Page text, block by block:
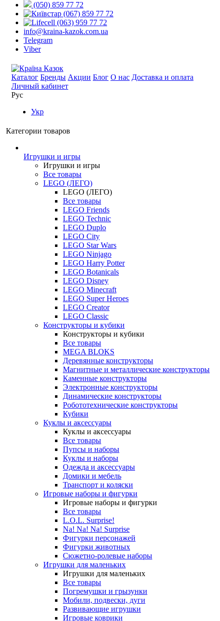
(050) 859 77 72
(067) 859 77 72
(063) 959 77 72
info@kraina-kazok.com.ua
Telegram
Viber
Каталог Бренды Акции Блог О нас Доставка и оплата
Личный кабинет
Рус
Укр
Категории товаров
Игрушки и игры
Игрушки и игры
Все товары
LEGO (ЛЕГО)
LEGO (ЛЕГО)
Все товары
LEGO Friends
LEGO Technic
LEGO Duplo
LEGO City
LEGO Star Wars
LEGO Ninjago
LEGO Harry Potter
LEGO Botanicals
LEGO Disney
LEGO Minecraft
LEGO Super Heroes
LEGO Creator
LEGO Classic
Конструкторы и кубики
Конструкторы и кубики
Все товары
MEGA BLOKS
Деревянные конструкторы
Магнитные и металлические конструкторы
Каменные конструкторы
Электронные конструкторы
Динамические конструкторы
Робототехнические конструкторы
Кубики
Куклы и аксессуары
Куклы и аксессуары
Все товары
Пупсы и наборы
Куклы и наборы
Одежда и аксессуары
Домики и мебель
Транспорт и коляски
Игровые наборы и фигурки
Игровые наборы и фигурки
Все товары
L.O.L. Surprise!
Na! Na! Na! Surprise
Фигурки персонажей
Фигурки животных
Сюжетно-ролевые наборы
Игрушки для маленьких
Игрушки для маленьких
Все товары
Погремушки и грызунки
Мобили, подвески, дуги
Развивающие игрушки
Игровые коврики